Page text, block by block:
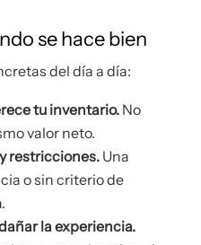
se hace bien
del día a día:
tu inventario. No
valor neto.
restricciones. Una
o sin criterio de
la experiencia.